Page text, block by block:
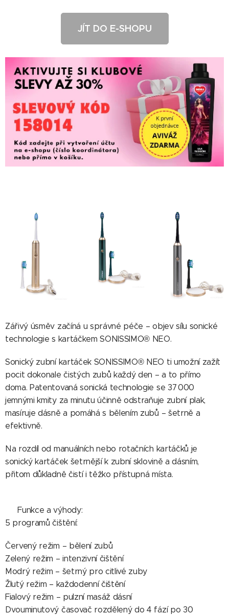
JÍT DO E-SHOPU
Zářivý úsměv začíná u správné péče – objev sílu sonické
technologie s kartáčkem SONISSIMO® NEO.
Sonický zubní kartáček SONISSIMO® NEO ti umožní zažít
pocit dokonale čistých zubů každý den – a to přímo
doma. Patentovaná sonická technologie se 37 000
jemnými kmity za minutu účinně odstraňuje zubní plak,
masíruje dásně a pomáhá s bělením zubů – šetrně a
efektivně.
Na rozdíl od manuálních nebo rotačních kartáčků je
sonický kartáček šetrnější k zubní sklovině a dásním,
přitom důkladně čistí i těžko přístupná místa.
🔧 Funkce a výhody:
5 programů čištění:
Červený režim – bělení zubů
Zelený režim – intenzivní čištění
Modrý režim – šetrný pro citlivé zuby
Žlutý režim – každodenní čištění
Fialový režim – pulzní masáž dásní
Dvouminutový časovač rozdělený do 4 fází po 30